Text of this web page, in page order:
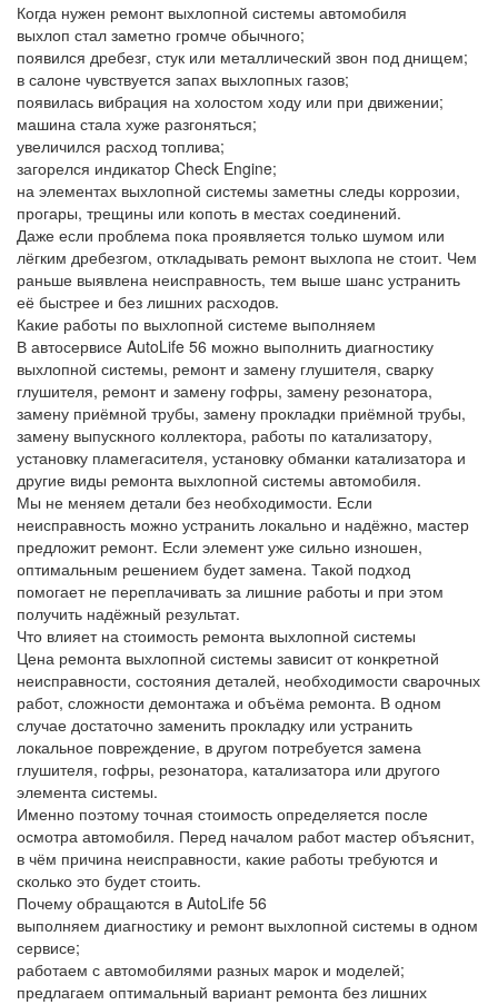
Когда нужен ремонт выхлопной системы автомобиля
выхлоп стал заметно громче обычного;
появился дребезг, стук или металлический звон под днищем;
в салоне чувствуется запах выхлопных газов;
появилась вибрация на холостом ходу или при движении;
машина стала хуже разгоняться;
увеличился расход топлива;
загорелся индикатор Check Engine;
на элементах выхлопной системы заметны следы коррозии,
прогары, трещины или копоть в местах соединений.
Даже если проблема пока проявляется только шумом или
лёгким дребезгом, откладывать ремонт выхлопа не стоит. Чем
раньше выявлена неисправность, тем выше шанс устранить
её быстрее и без лишних расходов.
Какие работы по выхлопной системе выполняем
В автосервисе AutoLife 56 можно выполнить диагностику
выхлопной системы, ремонт и замену глушителя, сварку
глушителя, ремонт и замену гофры, замену резонатора,
замену приёмной трубы, замену прокладки приёмной трубы,
замену выпускного коллектора, работы по катализатору,
установку пламегасителя, установку обманки катализатора и
другие виды ремонта выхлопной системы автомобиля.
Мы не меняем детали без необходимости. Если
неисправность можно устранить локально и надёжно, мастер
предложит ремонт. Если элемент уже сильно изношен,
оптимальным решением будет замена. Такой подход
помогает не переплачивать за лишние работы и при этом
получить надёжный результат.
Что влияет на стоимость ремонта выхлопной системы
Цена ремонта выхлопной системы зависит от конкретной
неисправности, состояния деталей, необходимости сварочных
работ, сложности демонтажа и объёма ремонта. В одном
случае достаточно заменить прокладку или устранить
локальное повреждение, в другом потребуется замена
глушителя, гофры, резонатора, катализатора или другого
элемента системы.
Именно поэтому точная стоимость определяется после
осмотра автомобиля. Перед началом работ мастер объяснит,
в чём причина неисправности, какие работы требуются и
сколько это будет стоить.
Почему обращаются в AutoLife 56
выполняем диагностику и ремонт выхлопной системы в одном
сервисе;
работаем с автомобилями разных марок и моделей;
предлагаем оптимальный вариант ремонта без лишних